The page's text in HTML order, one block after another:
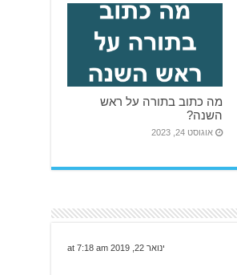
מה כתוב בתורה על ראש
השנה?
אוגוסט 24, 2023
ינואר 22, 2019 at 7:18 am